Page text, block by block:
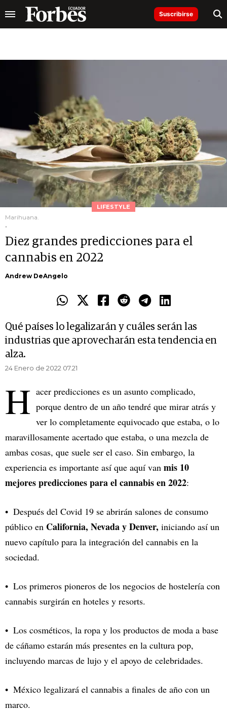
Suscribirse
LIFESTYLE
Marihuana.
.
Diez grandes predicciones para el
cannabis en 2022
Andrew DeAngelo
Qué países lo legalizarán y cuáles serán las
industrias que aprovecharán esta tendencia en
alza.
24 Enero de 2022 07.21
H acer predicciones es un asunto complicado,
porque dentro de un año tendré que mirar atrás y
ver lo completamente equivocado que estaba, o lo
maravillosamente acertado que estaba, o una mezcla de
ambas cosas, que suele ser el caso. Sin embargo, la
experiencia es importante así que aquí van mis 10
mejores predicciones para el cannabis en 2022:
Después del Covid 19 se abrirán salones de consumo
público en California, Nevada y Denver, iniciando así un
nuevo capítulo para la integración del cannabis en la
sociedad.
Los primeros pioneros de los negocios de hostelería con
cannabis surgirán en hoteles y resorts.
Los cosméticos, la ropa y los productos de moda a base
de cáñamo estarán más presentes en la cultura pop,
incluyendo marcas de lujo y el apoyo de celebridades.
México legalizará el cannabis a finales de año con un
marco.